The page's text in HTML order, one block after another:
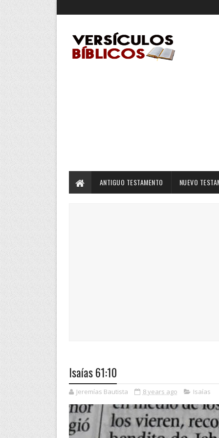
ANTIGUO TESTAMENTO NUEVO
Isaías 61:10
Jeremías Bautista 8 years ago Isaías